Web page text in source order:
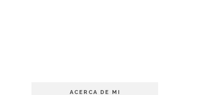
ACERCA DE MI